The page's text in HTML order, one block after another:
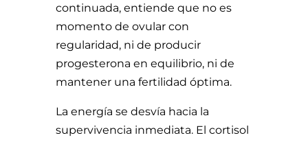
continuada, entiende que no es
momento de ovular con
regularidad, ni de producir
progesterona en equilibrio, ni de
mantener una fertilidad óptima.
La energía se desvía hacia la
supervivencia inmediata. El cortisol